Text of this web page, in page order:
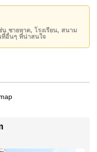
ย 9 หลุม กอล์ฟ ,
าวในราคา ฿ 16,000
Real Estate
ยนี้เป็นบ้านในฝันของ
ทร +6638411250
ชายหาด, โรงเรียน, สนาม
อื่นๆ ที่น่าสนใจ